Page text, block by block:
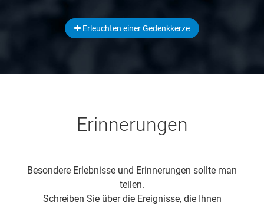
Erleuchten einer Gedenkkerze
Erinnerungen
Besondere Erlebnisse und Erinnerungen sollte man
teilen.
Schreiben Sie über die Ereignisse, die Ihnen